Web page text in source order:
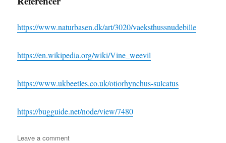
https://www.naturbasen.dk/art/3020/vaeksthussnudebille
https://en.wikipedia.org/wiki/Vine_weevil
https://www.ukbeetles.co.uk/otiorhynchus-sulcatus
https://bugguide.net/node/view/7480
Leave a commenton